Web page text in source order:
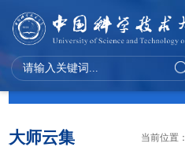
校史馆
大师云集 当前位置：